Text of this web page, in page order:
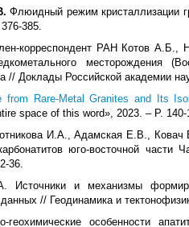
Флюидный режим кристаллизации
385.
корреспондент РАН Котов
месторождения
// Доклады Российской академии
from Rare-Metal Granites and Its
space of this word», 2023. – P. 140-
И.А., Адамская Е.В.,
юго-восточной части
36.
и механизмы
// Геодинамика и
особенности